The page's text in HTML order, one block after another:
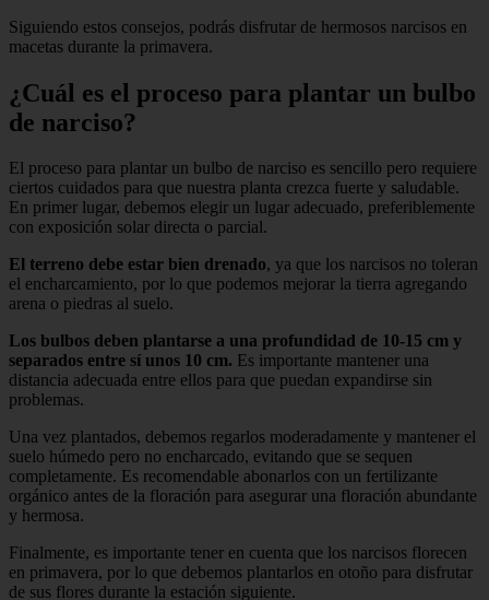
Siguiendo estos consejos, podrás disfrutar de hermosos narcisos en
macetas durante la primavera.
¿Cuál es el proceso para plantar un bulbo
de narciso?
El proceso para plantar un bulbo de narciso es sencillo pero requiere
ciertos cuidados para que nuestra planta crezca fuerte y saludable.
En primer lugar, debemos elegir un lugar adecuado, preferiblemente
con exposición solar directa o parcial.
El terreno debe estar bien drenado, ya que los narcisos no toleran
el encharcamiento, por lo que podemos mejorar la tierra agregando
arena o piedras al suelo.
Los bulbos deben plantarse a una profundidad de 10-15 cm y
separados entre sí unos 10 cm. Es importante mantener una
distancia adecuada entre ellos para que puedan expandirse sin
problemas.
Una vez plantados, debemos regarlos moderadamente y mantener el
suelo húmedo pero no encharcado, evitando que se sequen
completamente. Es recomendable abonarlos con un fertilizante
orgánico antes de la floración para asegurar una floración abundante
y hermosa.
Finalmente, es importante tener en cuenta que los narcisos florecen
en primavera, por lo que debemos plantarlos en otoño para disfrutar
de sus flores durante la estación siguiente.